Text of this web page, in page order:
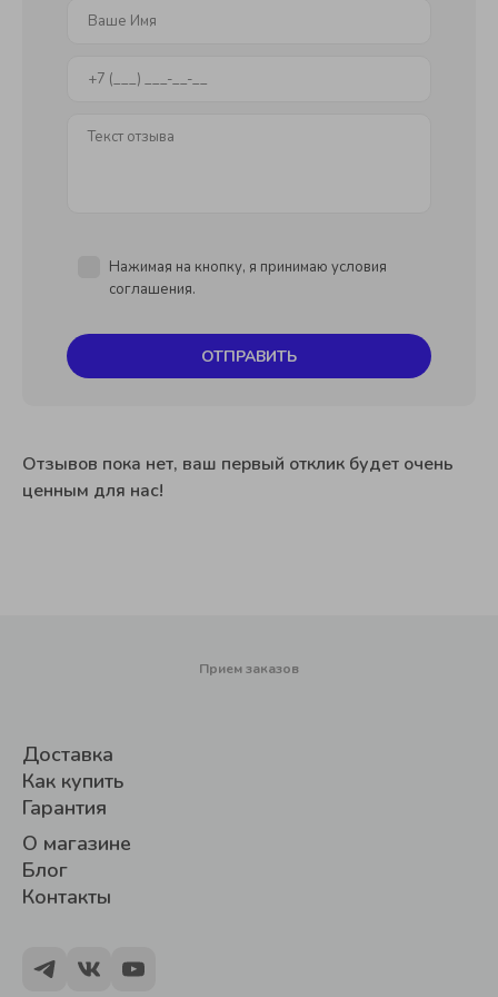
Нажимая на кнопку, я принимаю условия
соглашения.
ОТПРАВИТЬ
Отзывов пока нет, ваш первый отклик будет очень
ценным для нас!
Доставка
Как купить
Гарантия
О магазине
Блог
Контакты
Прием заказов